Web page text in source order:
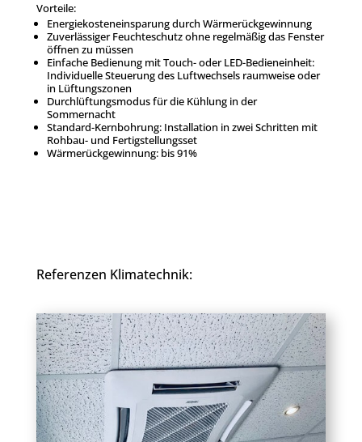
Vorteile:
Energiekosteneinsparung durch Wärmerückgewinnung
Zuverlässiger Feuchteschutz ohne regelmäßig das Fenster
öffnen zu müssen
Einfache Bedienung mit Touch- oder LED-Bedieneinheit:
Individuelle Steuerung des Luftwechsels raumweise oder
in Lüftungszonen
Durchlüftungsmodus für die Kühlung in der
Sommernacht
Standard-Kernbohrung: Installation in zwei Schritten mit
Rohbau- und Fertigstellungsset
Wärmerückgewinnung: bis 91%
Referenzen Klimatechnik: